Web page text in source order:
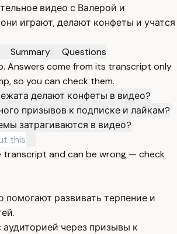
видео с Валерой и
играют, делают конфеты и учатся
Summary
Questions
Answers come from its transcript only
so you can check them.
делают конфеты в видео?
призывов к подписке и лайкам?
затрагиваются в видео?
transcript and can be wrong — check
помогают развивать терпение и
через призывы к